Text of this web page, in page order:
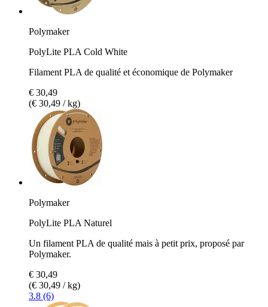
Polymaker
PolyLite PLA Cold White
Filament PLA de qualité et économique de Polymaker
€ 30,49
(€ 30,49 / kg)
Polymaker
PolyLite PLA Naturel
Un filament PLA de qualité mais à petit prix, proposé par
Polymaker.
€ 30,49
(€ 30,49 / kg)
3.8 (6)